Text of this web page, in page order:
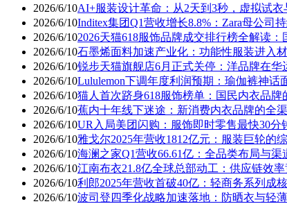
2026/6/10AI+服装设计革命：从2天到3秒，虚拟试
2026/6/10Inditex集团Q1营收增长8.8%：Zara母公司
2026/6/102026天猫618服饰品牌成交排行榜全解读
2026/6/10石墨烯面料加速产业化：功能性服装进入
2026/6/10锐步天猫旗舰店6月正式关停：洋品牌在华
2026/6/10Lululemon下调年度利润预期：瑜伽裤神话
2026/6/10猫人首次跻身618服饰榜单：国民内衣品牌
2026/6/10蕉内十年线下迷途：新消费内衣品牌的全
2026/6/10UR入局美团闪购：服饰即时零售最快30分
2026/6/10雅戈尔2025年营收1812亿元：服装巨轮的
2026/6/10海澜之家Q1营收66.61亿：全品类布局与渠
2026/6/10江南布衣21.8亿全球总部动工：供应链效
2026/6/10利郎2025年营收首破40亿：轻商务系列成
2026/6/10波司登四季化战略加速落地：防晒衣与轻